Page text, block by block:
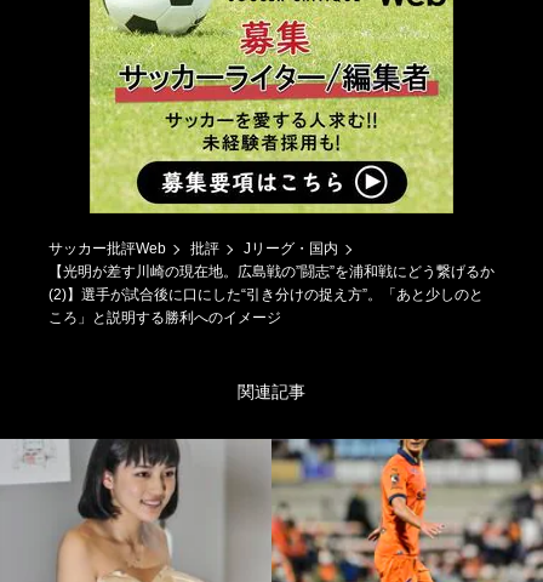
サッカー批評Web 批評
Jリーグ・国内
【光明が差す川崎の現在地。広島戦の”闘志”を浦和戦にどう繋げるか
(2)】選手が試合後に口にした“引き分けの捉え方”。「あと少しのと
ころ」と説明する勝利へのイメージ
関連記事